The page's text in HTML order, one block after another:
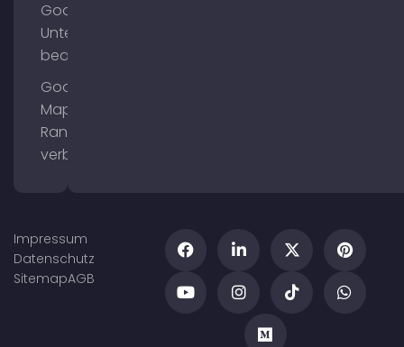
Google
Unternehmensprofil
bearbeiten
Google
Maps
Ranking
verbessern
Impressum
Datenschutz
SitemapAGB